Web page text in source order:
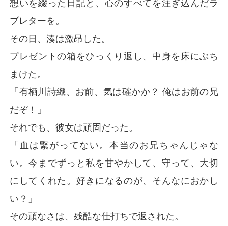
想いを綴った日記と、心のすべてを注ぎ込んだラ
ブレターを。
その日、湊は激昂した。
プレゼントの箱をひっくり返し、中身を床にぶち
まけた。
「有栖川詩織、お前、気は確かか？ 俺はお前の兄
だぞ！」
それでも、彼女は頑固だった。
「血は繋がってない。本当のお兄ちゃんじゃな
い。今までずっと私を甘やかして、守って、大切
にしてくれた。好きになるのが、そんなにおかし
い？」
その頑なさは、残酷な仕打ちで返された。